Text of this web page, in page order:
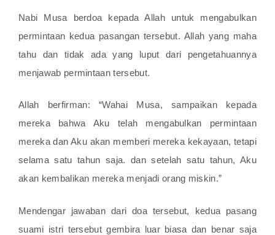
Nabi Musa berdoa kepada Allah untuk mengabulkan
permintaan kedua pasangan tersebut. Allah yang maha
tahu dan tidak ada yang luput dari pengetahuannya
menjawab permintaan tersebut.
Allah berfirman: “Wahai Musa, sampaikan kepada
mereka bahwa Aku telah mengabulkan permintaan
mereka dan Aku akan memberi mereka kekayaan, tetapi
selama satu tahun saja. dan setelah satu tahun, Aku
akan kembalikan mereka menjadi orang miskin.”
Mendengar jawaban dari doa tersebut, kedua pasang
suami istri tersebut gembira luar biasa dan benar saja